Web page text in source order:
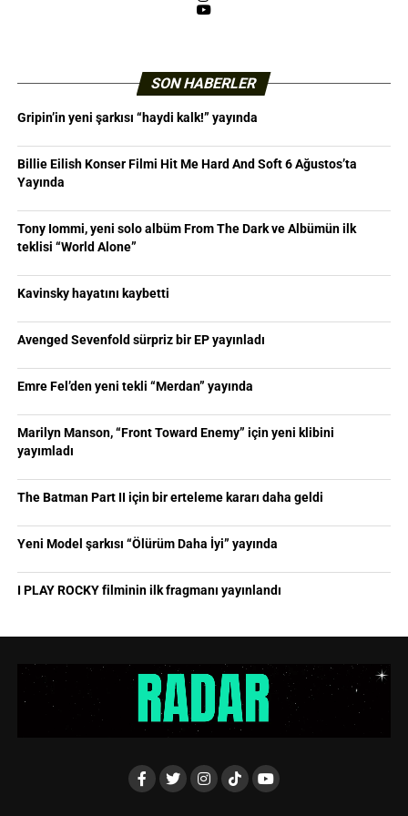
YouTube
SON HABERLER
Gripin’in yeni şarkısı “haydi kalk!” yayında
Billie Eilish Konser Filmi Hit Me Hard And Soft 6 Ağustos’ta
Yayında
Tony Iommi, yeni solo albüm From The Dark ve Albümün ilk
teklisi “World Alone”
Kavinsky hayatını kaybetti
Avenged Sevenfold sürpriz bir EP yayınladı
Emre Fel’den yeni tekli “Merdan” yayında
Marilyn Manson, “Front Toward Enemy” için yeni klibini
yayımladı
The Batman Part II için bir erteleme kararı daha geldi
Yeni Model şarkısı “Ölürüm Daha İyi” yayında
I PLAY ROCKY filminin ilk fragmanı yayınlandı